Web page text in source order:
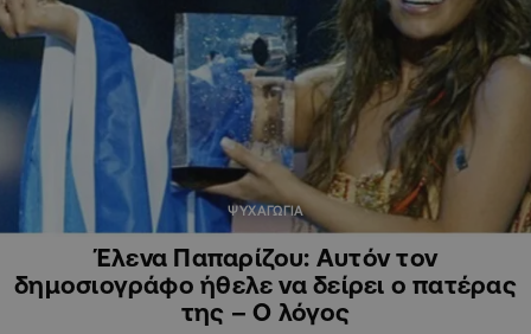
ΨΥΧΑΓΩΓΙΑ
Έλενα Παπαρίζου: Αυτόν τον
δημοσιογράφο ήθελε να δείρει ο πατέρας
της – Ο λόγος